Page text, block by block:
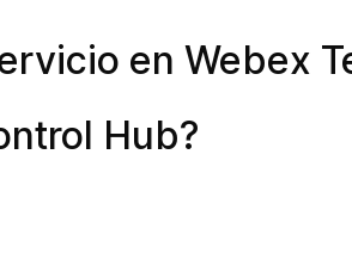
en Webex
Hub?